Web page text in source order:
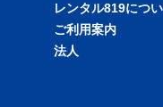
バイクを探す
店舗を探す
レンタル819につ
料金表
ご利用案内
法人